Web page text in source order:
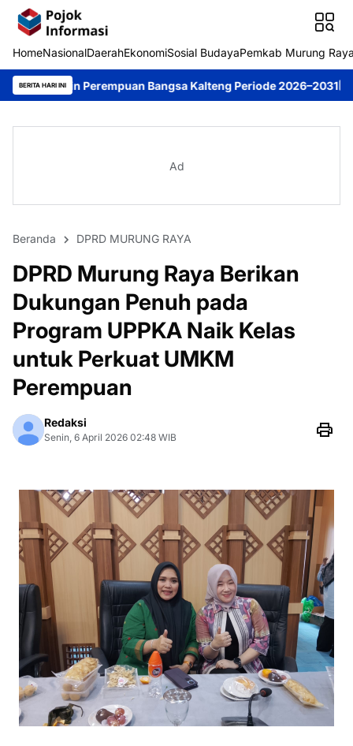
HomeNasionalDaerahEkonomiSosial BudayaPemkab Murung
BERITA HARI INIBangsa Kalteng Periode 2026–2031 DPRD Murung
Ad
Beranda DPRD MURUNG RAYA
DPRD Murung Raya Berikan
Dukungan Penuh pada
Program UPPKA Naik Kelas
untuk Perkuat UMKM
Perempuan
Redaksi
Senin, 6 April 2026 02:48 WIB